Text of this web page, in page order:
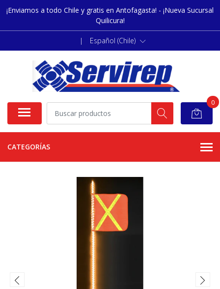
¡Enviamos a todo Chile y gratis en Antofagasta! - ¡Nueva Sucursal
Quilicura!
| Español (Chile)
0
CATEGORÍAS